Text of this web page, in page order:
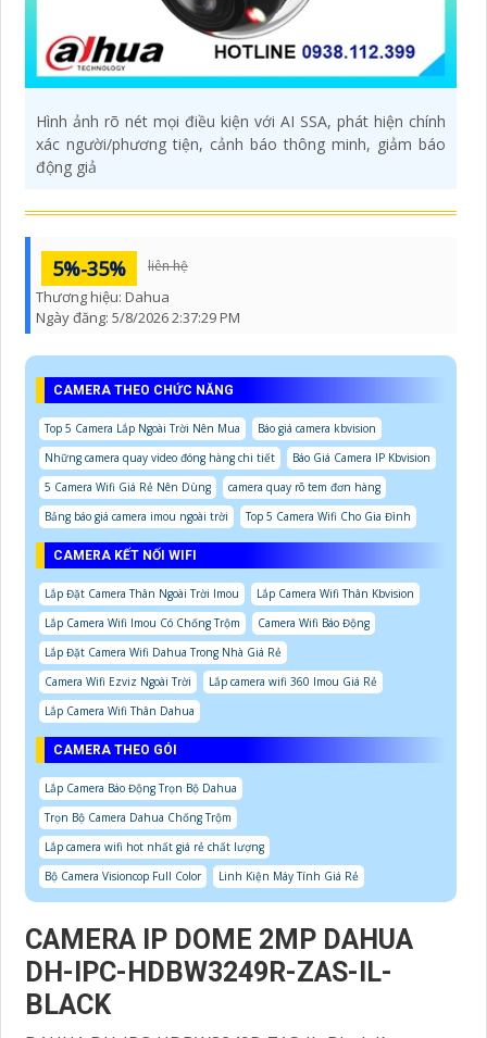
Hình ảnh rõ nét mọi điều kiện với AI SSA, phát hiện chính
xác người/phương tiện, cảnh báo thông minh, giảm báo
động giả
5%-35% liên hệ
Thương hiệu: Dahua
Ngày đăng: 5/8/2026 2:37:29 PM
CAMERA THEO CHỨC NĂNG
Top 5 Camera Lắp Ngoài Trời Nên Mua
Báo giá camera kbvision
Những camera quay video đóng hàng chi tiết
Báo Giá Camera IP Kbvision
5 Camera Wifi Giá Rẻ Nên Dùng
camera quay rõ tem đơn hàng
Bảng báo giá camera imou ngoài trời
Top 5 Camera Wifi Cho Gia Đình
CAMERA KẾT NỐI WIFI
Lắp Đặt Camera Thân Ngoài Trời Imou
Lắp Camera Wifi Thân Kbvision
Lắp Camera Wifi Imou Có Chống Trộm
Camera Wifi Báo Động
Lắp Đặt Camera Wifi Dahua Trong Nhà Giá Rẻ
Camera Wifi Ezviz Ngoài Trời
Lắp camera wifi 360 Imou Giá Rẻ
Lắp Camera Wifi Thân Dahua
CAMERA THEO GÓI
Lắp Camera Báo Động Trọn Bộ Dahua
Trọn Bộ Camera Dahua Chống Trộm
Lắp camera wifi hot nhất giá rẻ chất lượng
Bộ Camera Visioncop Full Color
Linh Kiện Máy Tính Giá Rẻ
CAMERA IP DOME 2MP DAHUA
DH-IPC-HDBW3249R-ZAS-IL-
BLACK